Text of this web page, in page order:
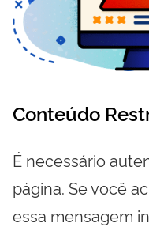
Conteúdo
É necessário
página. Se você
essa mensagem